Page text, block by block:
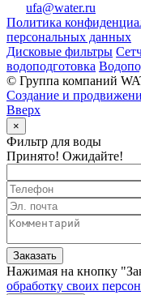
ufa@water.ru
Политика
персональных данных
Дисковые фильтры
водоподготовка
© Группа компаний
Создание и
Вверх
×
Фильтр для воды
Принято! Ожидайте!
Заказать
Нажимая на кнопку "
обработку своих